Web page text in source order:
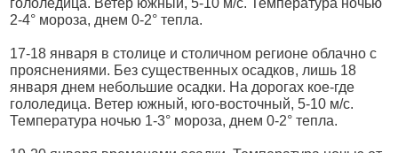
гололедица. Ветер южный, 5-10 м/с. Температура ночью
2-4° мороза, днем 0-2° тепла.
17-18 января в столице и столичном регионе облачно с
прояснениями. Без существенных осадков, лишь 18
января днем небольшие осадки. На дорогах кое-где
гололедица. Ветер южный, юго-восточный, 5-10 м/с.
Температура ночью 1-3° мороза, днем 0-2° тепла.